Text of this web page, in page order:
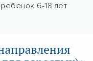
6-18 лет